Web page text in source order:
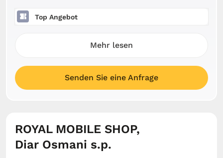
Top Angebot
Mehr lesen
Senden Sie eine Anfrage
ROYAL MOBILE SHOP,
Diar Osmani s.p.